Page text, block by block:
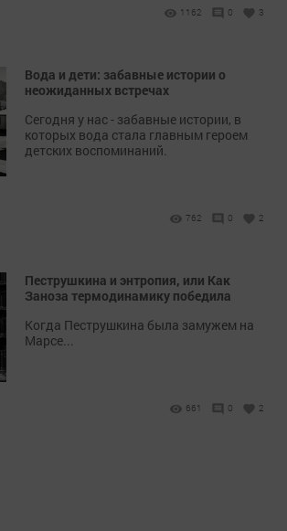
1162 0 3
Вода и дети: забавные истории о
неожиданных встречах
Сегодня у нас - забавные истории, в
которых вода стала главным героем
детских воспоминаний.
762 0 2
Пеструшкина и энтропия, или Как
Заноза термодинамику победила
Когда Пеструшкина была замужем на
Марсе...
661 0 2